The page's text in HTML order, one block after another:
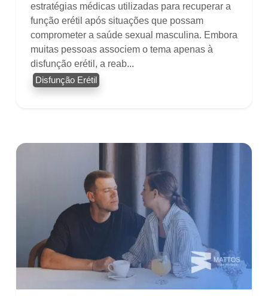
estratégias médicas utilizadas para recuperar a
função erétil após situações que possam
comprometer a saúde sexual masculina. Embora
muitas pessoas associem o tema apenas à
disfunção erétil, a reab...
Disfunção Erétil